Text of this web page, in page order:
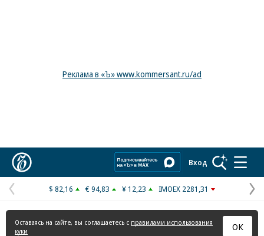
Реклама в «Ъ» www.kommersant.ru/ad
Вход
Предыдущая
страница
$ 82,16 € 94,83 ¥ 12,23 IMOEX 2281,31
Оставаясь на сайте, вы соглашаетесь с правилами использования
куки
ОК